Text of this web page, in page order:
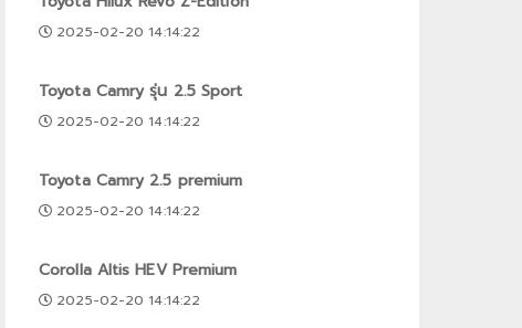
2025-02-20 14:14:22
Toyota Camry รุ่น 2.5 Sport
2025-02-20 14:14:22
Toyota Camry 2.5 premium
2025-02-20 14:14:22
Corolla Altis HEV Premium
2025-02-20 14:14:22